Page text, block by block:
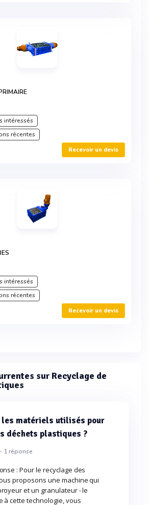
intéressés
récentes
Recevoir un devis
intéressés
récentes
Recevoir un devis
sur Recyclage de
les matériels utilisés pour
déchets plastiques ?
1réponse
: Pour le recyclage des
proposons une machine qui
et un granulateur - le
à cette technologie, vous